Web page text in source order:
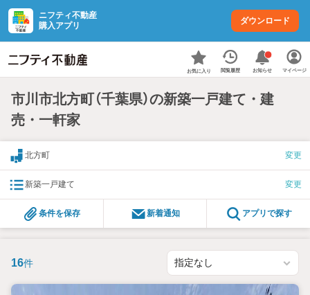
ニフティ不動産
購入アプリ
ダウンロード
お気に入り 閲覧履歴 お知らせ マイページ
市川市北方町（千葉県）の新築一戸建て・建
売・一軒家
北方町 変更
新築一戸建て 変更
条件を保存 新着通知 アプリで探す
16件